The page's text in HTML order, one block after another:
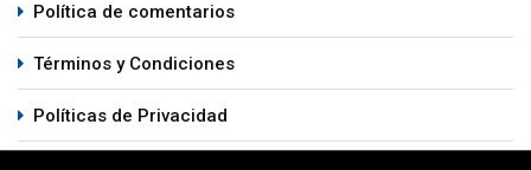
Política de comentarios
Términos y Condiciones
Políticas de Privacidad